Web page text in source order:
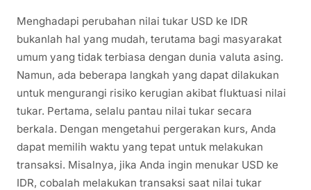
Menghadapi perubahan nilai tukar USD ke IDR
bukanlah hal yang mudah, terutama bagi masyarakat
umum yang tidak terbiasa dengan dunia valuta asing.
Namun, ada beberapa langkah yang dapat dilakukan
untuk mengurangi risiko kerugian akibat fluktuasi nilai
tukar. Pertama, selalu pantau nilai tukar secara
berkala. Dengan mengetahui pergerakan kurs, Anda
dapat memilih waktu yang tepat untuk melakukan
transaksi. Misalnya, jika Anda ingin menukar USD ke
IDR, cobalah melakukan transaksi saat nilai tukar